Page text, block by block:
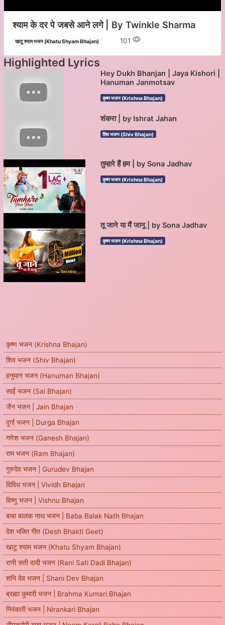
कृष्ण भजन (Krishna Bhajan)
शिव भजन (Shiv Bhajan)
हनुमान भजन (Hanuman Bhajan)
साईं भजन (Sai Bhajan)
जैन भजन | Jain Bhajan
दुर्गा भजन | Durga Bhajan
गणेश भजन (Ganesh Bhajan)
राम भजन (Ram Bhajan)
गुरुदेव भजन | Gurudev Bhajan
विविध भजन | Vividh Bhajan
विष्णु भजन | Vishnu Bhajan
बाबा बालक नाथ भजन | Baba Balak Nath Bhajan
देश भक्ति गीत (Desh Bhakti Geet)
खाटू श्याम भजन (Khatu Shyam Bhajan)
रानी सती दादी भजन (Rani Sati Dadi Bhajan)
शनि देव भजन | Shani Dev Bhajan
ब्रह्मा कुमारी भजन | Brahma Kumari Bhajan
निरंकारी भजन | Nirankari Bhajan
श्याम के दर पे जबसे आने लगे | By Twinkle Sharma
खाटू श्याम भजन (Khatu Shyam Bhajan) 101
Highlighted Lyrics
Hey Dukh Bhanjan | Jaya Kishori |
Hanuman Janmotsav
कृष्ण भजन (Krishna Bhajan)
शंकरा | by Ishrat Jahan
शिव भजन (Shiv Bhajan)
तुम्हारे हैं हम | by Sona Jadhav
कृष्ण भजन (Krishna Bhajan)
तू जाने या मैं जानू | by Sona Jadhav
कृष्ण भजन (Krishna Bhajan)